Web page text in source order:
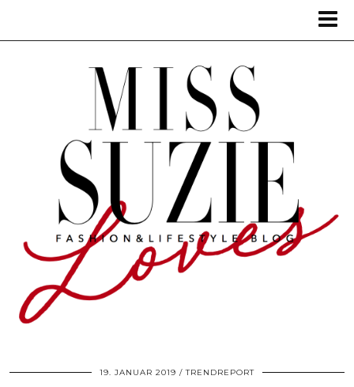
19. JANUAR 2019 TRENDREPORT